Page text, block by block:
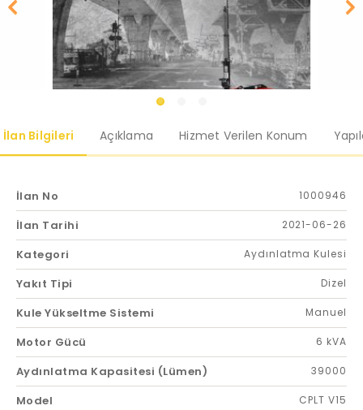
İlan Bilgileri Açıklama Hizmet Verilen Konum
İlan No 1000946
İlan Tarihi 2021-06-26
Kategori Aydınlatma Kulesi
Yakıt Tipi Dizel
Kule Yükseltme Sistemi Manuel
Motor Gücü 6 kVA
Aydınlatma Kapasitesi (Lümen) 39000
Model CPLT V15